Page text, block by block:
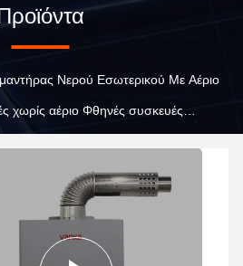
Νερού Εσωτερικού Με Αέριο
χωρίς αέριο Φθηνές συσκευές